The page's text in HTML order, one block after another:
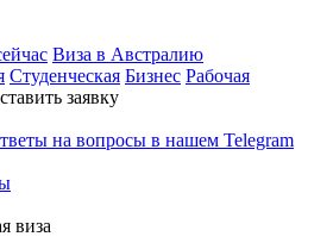
Виза в Австралию
Студенческая Бизнес Рабочая
заявку
на вопросы в нашем Telegram
виза